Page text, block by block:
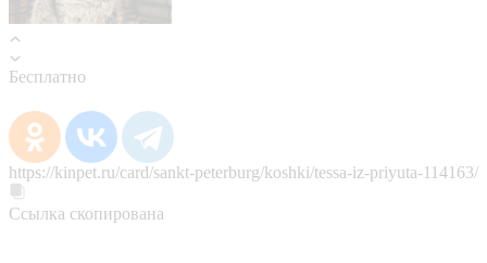
Бесплатно
https://kinpet.ru/card/sankt-peterburg/koshki/tessa-iz-priyuta-114163/
Ссылка скопирована